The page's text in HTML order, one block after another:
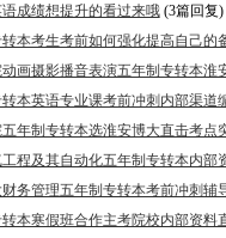
成绩想提升的看过来哦(3篇回复)
本考生考前如何强化提高自己的
画摄影播音表演五年制专转本淮
本英语专业课考前冲刺内部渠道
年制专转本选淮安博大直击考点
程及其自动化五年制专转本内部
务管理五年制专转本考前冲刺辅
本寒假班合作主考院校内部资料